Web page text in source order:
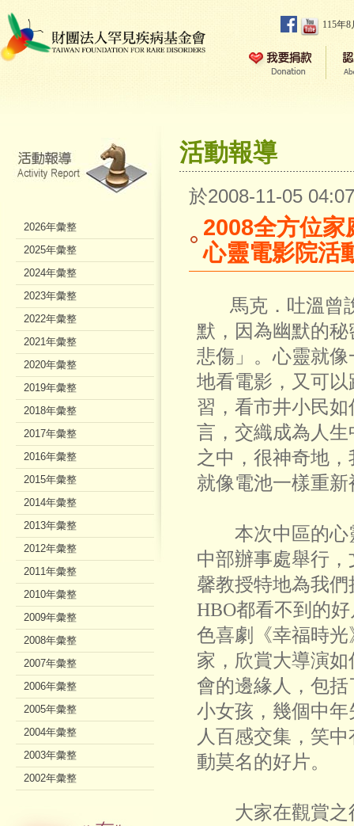
115年
活動報導
於2008-11-05
2008全方位
心靈電影院活
馬克．吐溫曾
默，因為幽默的
悲傷」。心靈就
地看電影，又可
習，看市井小民
言，交織成為人
之中，很神奇地
就像電池一樣重
本次中區的心
中部辦事處舉行
馨教授特地為我
HBO都看不到的
色喜劇《幸福時
家，欣賞大導演
會的邊緣人，包
小女孩，幾個中
人百感交集，笑
動莫名的好片。
大家在觀賞之
2026年彙整
2025年彙整
2024年彙整
2023年彙整
2022年彙整
2021年彙整
2020年彙整
2019年彙整
2018年彙整
2017年彙整
2016年彙整
2015年彙整
2014年彙整
2013年彙整
2012年彙整
2011年彙整
2010年彙整
2009年彙整
2008年彙整
2007年彙整
2006年彙整
2005年彙整
2004年彙整
2003年彙整
2002年彙整